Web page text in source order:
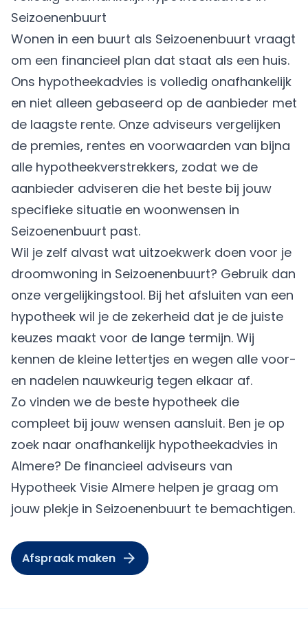
Seizoenenbuurt
Wonen in een buurt als Seizoenenbuurt vraagt
om een financieel plan dat staat als een huis.
Ons hypotheekadvies is volledig onafhankelijk
en niet alleen gebaseerd op de aanbieder met
de laagste rente. Onze adviseurs vergelijken
de premies, rentes en voorwaarden van bijna
alle hypotheekverstrekkers, zodat we de
aanbieder adviseren die het beste bij jouw
specifieke situatie en woonwensen in
Seizoenenbuurt past.
Wil je zelf alvast wat uitzoekwerk doen voor je
droomwoning in Seizoenenbuurt? Gebruik dan
onze vergelijkingstool. Bij het afsluiten van een
hypotheek wil je de zekerheid dat je de juiste
keuzes maakt voor de lange termijn. Wij
kennen de kleine lettertjes en wegen alle voor-
en nadelen nauwkeurig tegen elkaar af.
Zo vinden we de beste hypotheek die
compleet bij jouw wensen aansluit. Ben je op
zoek naar onafhankelijk hypotheekadvies in
Almere? De financieel adviseurs van
Hypotheek Visie Almere helpen je graag om
jouw plekje in Seizoenenbuurt te bemachtigen.
Afspraak maken